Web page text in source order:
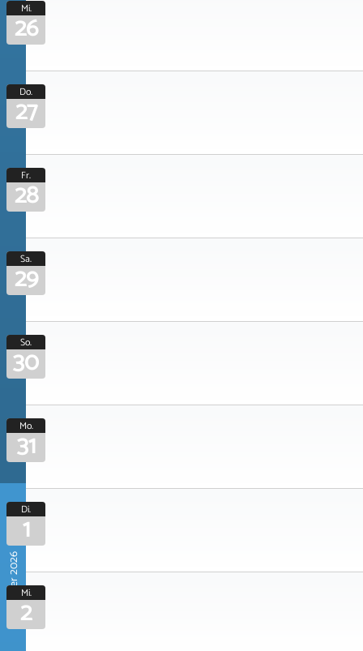
Mi.
26
Do.
27
Fr.
28
Sa.
29
So.
30
Mo.
31
September 2026
Di.
1
Mi.
2